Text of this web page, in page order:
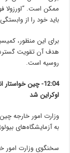
ممکن است. “اورزولا
باید خود را از
برای این منظور،
هدف آن تقویت
روسیه است.
12:04- چین خواستار
اوکراین شد
وزارت امور خارجه
به آزمایشگاه‌های